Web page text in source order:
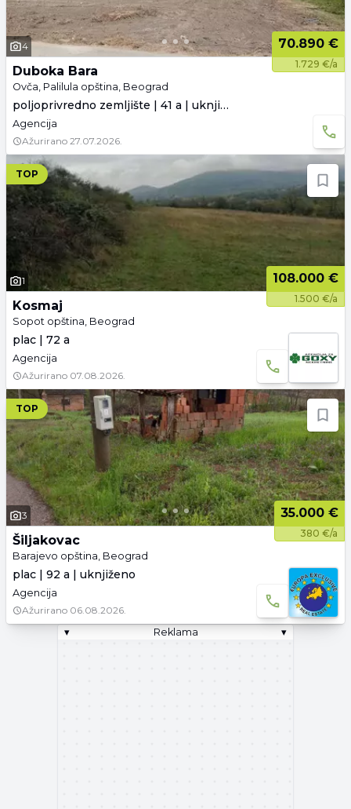
4 70.890 €
1.729 €/a
Duboka Bara
Ovča, Palilula opština, Beograd
poljoprivredno zemljište | 41 a | uknjiženo
Agencija
Ažurirano 27.07.2026.
TOP
1 108.000 €
1.500 €/a
Kosmaj
Sopot opština, Beograd
plac | 72 a
Agencija
Ažurirano 07.08.2026.
TOP
3 35.000 €
380 €/a
Šiljakovac
Barajevo opština, Beograd
plac | 92 a | uknjiženo
Agencija
Ažurirano 06.08.2026.
▾
Reklama ▾